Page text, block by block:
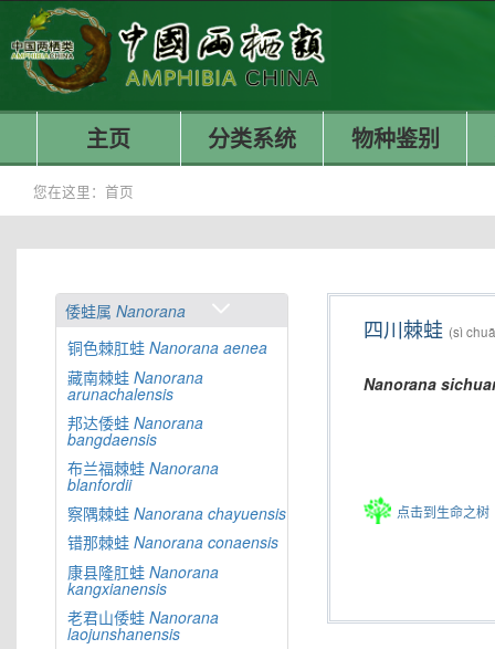
主页 分类系统 物种鉴别
您在这里： 首页
倭蛙属 Nanorana
铜色棘肛蛙 Nanorana aenea
藏南棘蛙 Nanorana
arunachalensis
邦达倭蛙 Nanorana
bangdaensis
布兰福棘蛙 Nanorana
blanfordii
察隅棘蛙 Nanorana chayuensis
错那棘蛙 Nanorana conaensis
康县隆肛蛙 Nanorana
kangxianensis
老君山倭蛙 Nanorana
laojunshanensis
四川棘蛙 (sì
Nanorana
点击到生命之树